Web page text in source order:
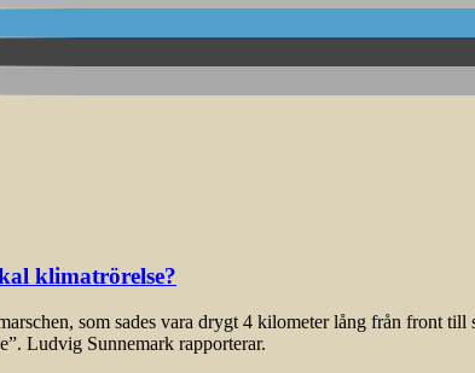
klimatrörelse?
som sades vara drygt 4 kilometer lång från front
Ludvig Sunnemark rapporterar.